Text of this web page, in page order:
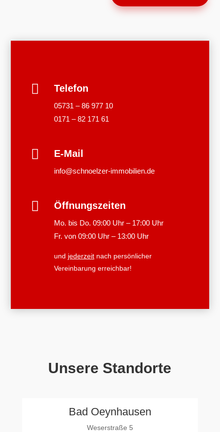
 Telefon
05731 – 86 977 10
0171 – 82 171 61
 E-Mail
info@schnoelzer-immobilien.de
 Öffnungszeiten
Mo. bis Do. 09:00 Uhr – 17:00 Uhr
Fr. von 09:00 Uhr – 13:00 Uhr
und jederzeit nach persönlicher
Vereinbarung erreichbar!
Unsere Standorte
Bad Oeynhausen
Weserstraße 5